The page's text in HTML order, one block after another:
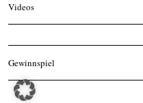
Videos
Gewinnspiel